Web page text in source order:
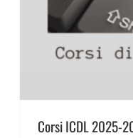
Corsi ICDL 2025-